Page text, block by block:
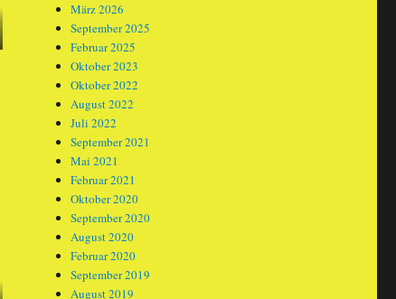
März 2026
September 2025
Februar 2025
Oktober 2023
Oktober 2022
August 2022
Juli 2022
September 2021
Mai 2021
Februar 2021
Oktober 2020
September 2020
August 2020
Februar 2020
September 2019
August 2019